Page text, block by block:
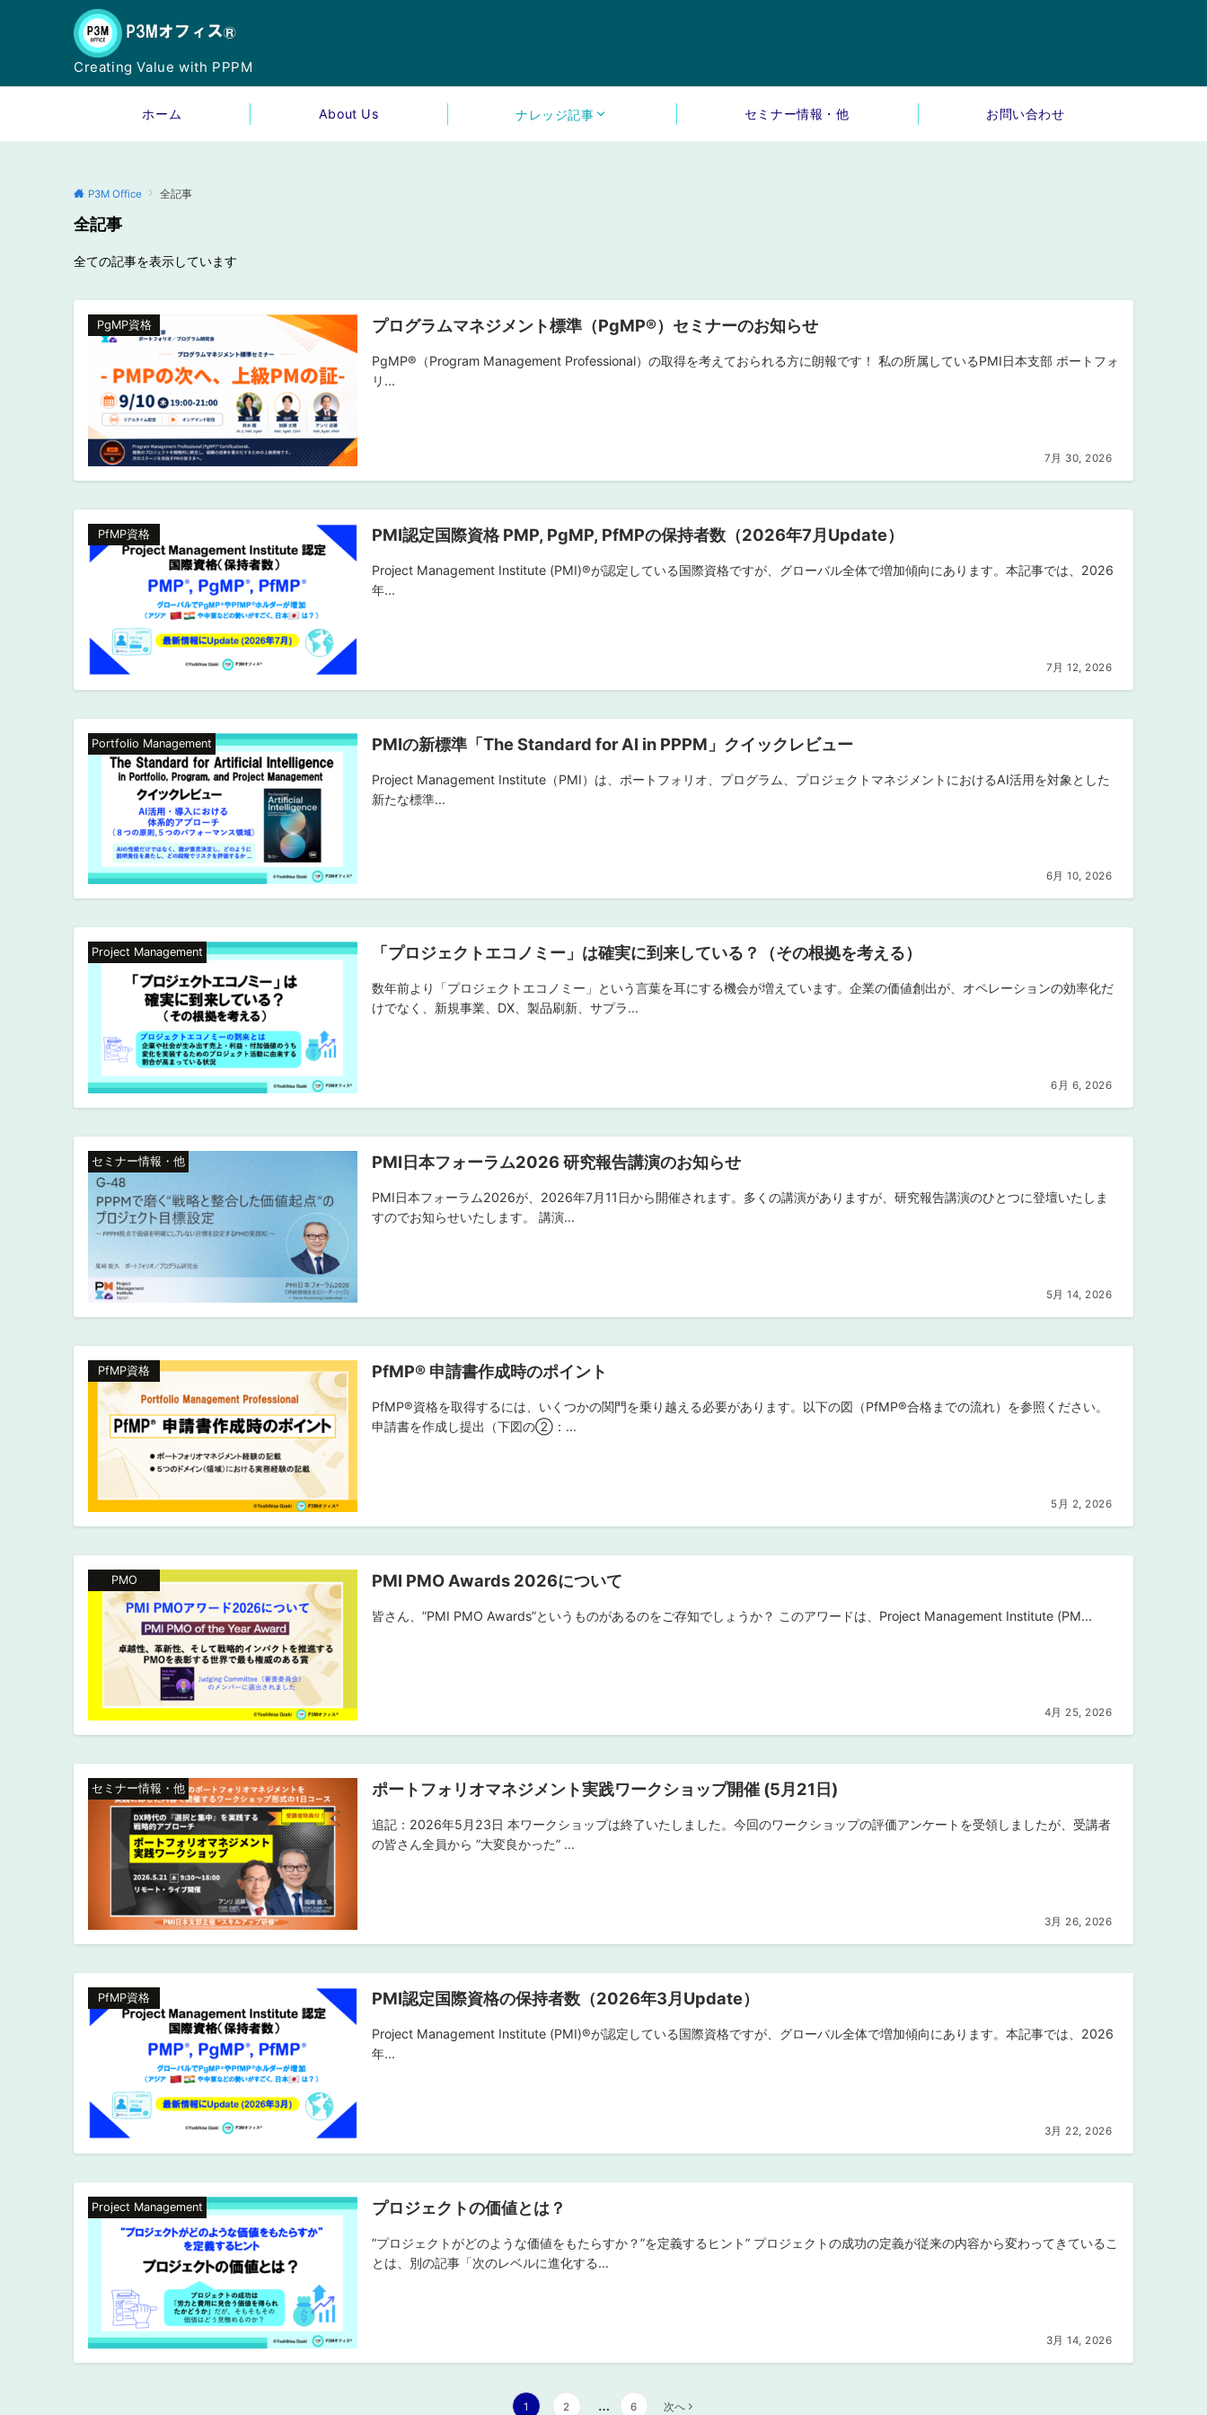
Creating Value with PPPM
ホーム About Us ナレッジ記事 セミナー情報・他 お問い合わせ
P3M Office 全記事
全記事
全ての記事を表示しています
PgMP資格 プログラムマネジメント標準（PgMP®︎）セミナーのお知らせ
PgMP®︎（Program Management Professional）の取得を考えておられる方に朗報です！ 私の所属しているPMI日本支部 ポートフォ
リ...
7月 30, 2026
PfMP資格 PMI認定国際資格 PMP, PgMP, PfMPの保持者数（2026年7月Update）
Project Management Institute (PMI)®︎が認定している国際資格ですが、グローバル全体で増加傾向にあります。本記事では、2026
年...
7月 12, 2026
Portfolio Management PMIの新標準「The Standard for AI in PPPM」クイックレビュー
Project Management Institute（PMI）は、ポートフォリオ、プログラム、プロジェクトマネジメントにおけるAI活用を対象とした
新たな標準...
6月 10, 2026
Project Management 「プロジェクトエコノミー」は確実に到来している？（その根拠を考える）
数年前より「プロジェクトエコノミー」という言葉を耳にする機会が増えています。企業の価値創出が、オペレーションの効率化だ
けでなく、新規事業、DX、製品刷新、サプラ...
6月 6, 2026
セミナー情報・他 PMI日本フォーラム2026 研究報告講演のお知らせ
PMI日本フォーラム2026が、2026年7月11日から開催されます。多くの講演がありますが、研究報告講演のひとつに登壇いたしま
すのでお知らせいたします。 講演...
5月 14, 2026
PfMP資格 PfMP®︎ 申請書作成時のポイント
PfMP®︎資格を取得するには、いくつかの関門を乗り越える必要があります。以下の図（PfMP®︎合格までの流れ）を参照ください。
申請書を作成し提出（下図の②：...
5月 2, 2026
PMO PMI PMO Awards 2026について
皆さん、”PMI PMO Awards”というものがあるのをご存知でしょうか？ このアワードは、Project Management Institute (PM...
4月 25, 2026
セミナー情報・他 ポートフォリオマネジメント実践ワークショップ開催 (5月21日)
追記：2026年5月23日 本ワークショップは終了いたしました。今回のワークショップの評価アンケートを受領しましたが、受講者
の皆さん全員から ”大変良かった” ...
3月 26, 2026
PfMP資格 PMI認定国際資格の保持者数（2026年3月Update）
Project Management Institute (PMI)®︎が認定している国際資格ですが、グローバル全体で増加傾向にあります。本記事では、2026
年...
3月 22, 2026
Project Management プロジェクトの価値とは？
”プロジェクトがどのような価値をもたらすか？”を定義するヒント” プロジェクトの成功の定義が従来の内容から変わってきているこ
とは、別の記事「次のレベルに進化する...
3月 14, 2026
1 2 … 6 次へ